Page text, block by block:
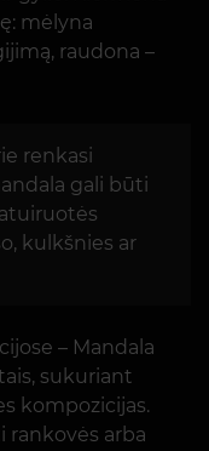
mėlyna
raudona –
renkasi
gali būti
kulkšnies ar
– Mandala
sukuriant
kompozicijas.
rankovės arba